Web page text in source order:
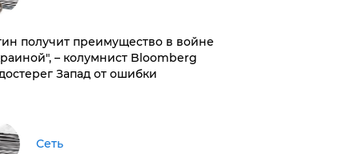
получит преимущество в войне
– колумнист Bloomberg
Запад от ошибки
Сеть